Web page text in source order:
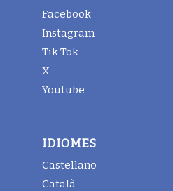
Facebook
Instagram
Tik Tok
X
Youtube
IDIOMES
Castellano
Català